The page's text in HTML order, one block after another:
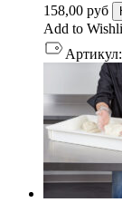
158,00 руб
Add to
Артикул: